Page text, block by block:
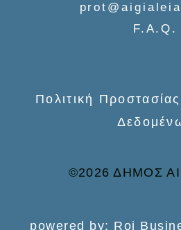
F.A.Q.
Πολιτική
©2026 ΔΗΜΟΣ
powered by: Roi